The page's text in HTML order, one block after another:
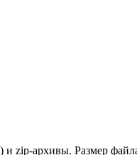
zip-архивы. Размер